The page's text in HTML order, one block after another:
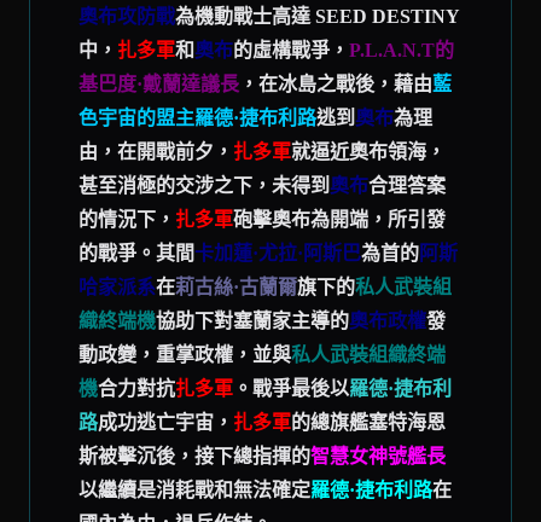
奧布攻防戰為機動戰士高達 SEED DESTINY
中， 扎多軍和奧布的虛構戰爭， P.L.A.N.T的
基巴度·戴蘭達議長 ，在冰島之戰後，藉由藍
色宇宙的盟主羅德·捷布利路逃到 奧布為理
由，在開戰前夕， 扎多軍就逼近奧布領海，
甚至消極的交涉之下，未得到 奧布合理答案
的情況下， 扎多軍砲擊奧布為開端，所引發
的戰爭。其間卡加蓮·尤拉·阿斯巴為首的阿斯
哈家派系在莉古絲·古蘭爾旗下的私人武裝組
織終端機協助下對塞蘭家主導的奧布政權發
動政變，重掌政權，並與私人武裝組織終端
機合力對抗扎多軍 。戰爭最後以羅德·捷布利
路成功逃亡宇宙， 扎多軍的總旗艦塞特海恩
斯被擊沉後，接下總指揮的智慧女神號艦長
以繼續是消耗戰和無法確定羅德·捷布利路在